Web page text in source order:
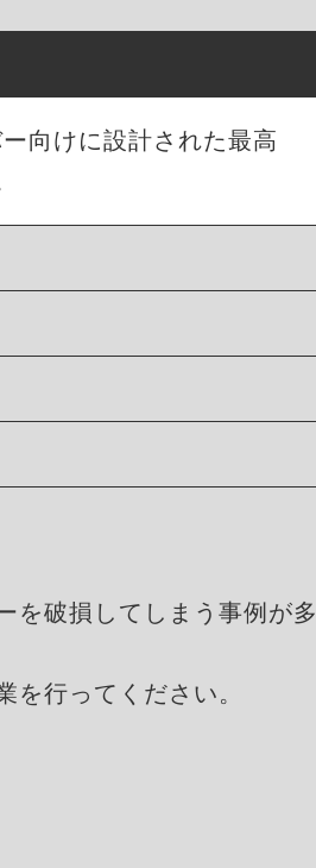
向けに設計された最高
を破損してしまう事例が多
行ってください。